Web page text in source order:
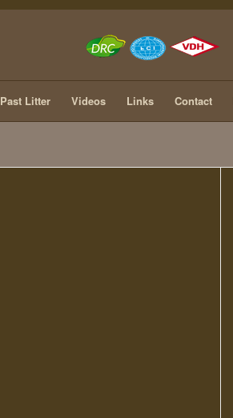
Past Litter Videos Links Contact